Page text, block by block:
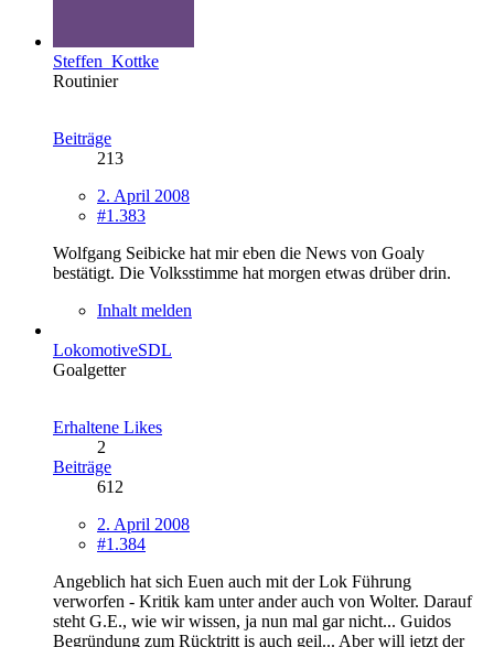
Steffen_Kottke
Routinier
Beiträge
213
2. April 2008
#1.383
Wolfgang Seibicke hat mir eben die News von Goaly
bestätigt. Die Volksstimme hat morgen etwas drüber drin.
Inhalt melden
LokomotiveSDL
Goalgetter
Erhaltene Likes
2
Beiträge
612
2. April 2008
#1.384
Angeblich hat sich Euen auch mit der Lok Führung
verworfen - Kritik kam unter ander auch von Wolter. Darauf
steht G.E., wie wir wissen, ja nun mal gar nicht... Guidos
Begründung zum Rücktritt is auch geil... Aber will jetzt der